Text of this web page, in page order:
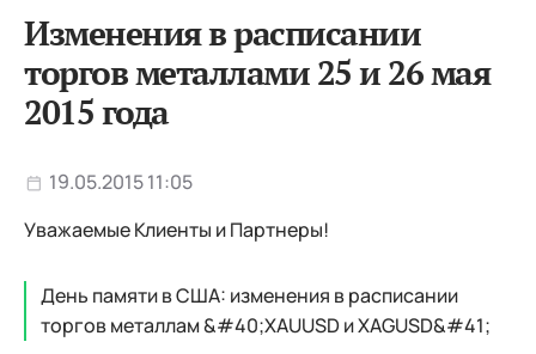
Изменения в расписании
торгов металлами 25 и 26 мая
2015 года
19.05.2015 11:05
Уважаемые Клиенты и Партнеры!
День памяти в США: изменения в расписании
торгов металлам &#40;XAUUSD и XAGUSD&#41;